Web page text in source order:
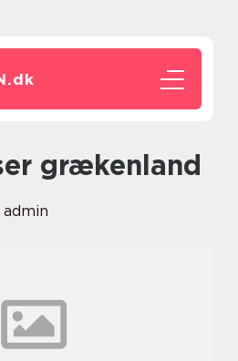
dk
grækenland
admin